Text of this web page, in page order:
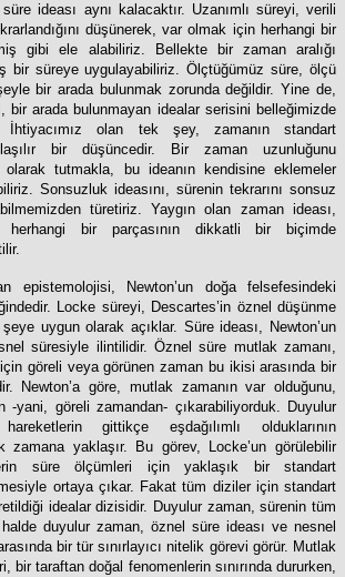
ideası aynı kalacaktır. Uzanımlı süreyi, verili
düşünerek, var olmak için herhangi bir
gibi ele alabiliriz. Bellekte bir zaman aralığı
bir süreye uygulayabiliriz. Ölçtüğümüz süre, ölçü
bir arada bulunmak zorunda değildir. Yine de,
bir arada bulunmayan idealar serisini belleğimizde
İhtiyacımız olan tek şey, zamanın standart
bir düşüncedir. Bir zaman uzunluğunu
olarak tutmakla, bu ideanın kendisine eklemeler
Sonsuzluk ideasını, sürenin tekrarını sonsuz
türetiriz. Yaygın olan zaman ideası,
herhangi bir parçasının dikkatli bir biçimde
epistemolojisi, Newton’un doğa felsefesindeki
Locke süreyi, Descartes’in öznel düşünme
şeye uygun olarak açıklar. Süre ideası, Newton’un
süresiyle ilintilidir. Öznel süre mutlak zamanı,
göreli veya görünen zaman bu ikisi arasında bir
Newton’a göre, mutlak zamanın var olduğunu,
-yani, göreli zamandan- çıkarabiliyorduk. Duyulur
gittikçe eşdağılımlı olduklarının
zamana yaklaşır. Bu görev, Locke’un görülebilir
süre ölçümleri için yaklaşık bir standart
ortaya çıkar. Fakat tüm diziler için standart
idealar dizisidir. Duyulur zaman, sürenin tüm
duyulur zaman, öznel süre ideası ve nesnel
bir tür sınırlayıcı nitelik görevi görür. Mutlak
bir taraftan doğal fenomenlerin sınırında dururken,